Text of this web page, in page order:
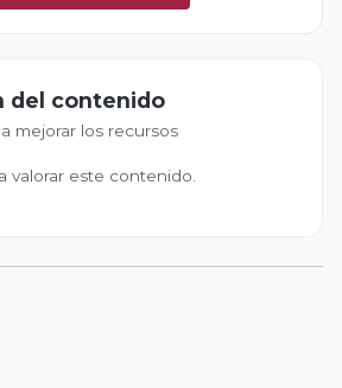
del contenido
mejorar los recursos
valorar este contenido.